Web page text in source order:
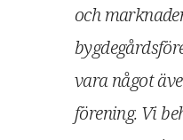
och
vara något
förening. Vi